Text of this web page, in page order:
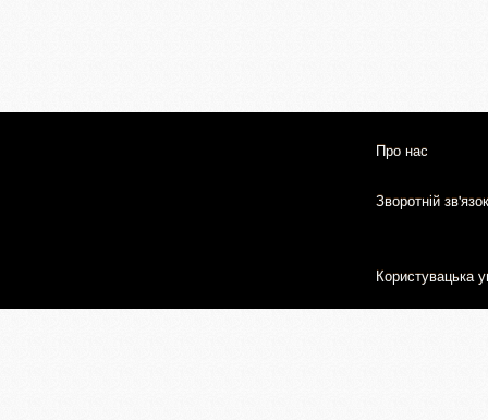
Про нас
Зворотній зв'язок
Користувацька